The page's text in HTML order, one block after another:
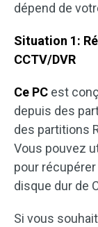
dépend de
Situation 1:
CCTV/DVR
Ce PC est
depuis des
des partitions
Vous pouvez
pour
disque dur de
Si vous